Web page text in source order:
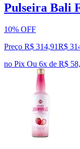
Pulseira Bali
10% OFF
Preço R$ 314,91R$
no Pix Ou 6x de R$